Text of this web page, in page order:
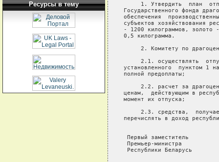
Ресурсы в тему
1. Утвердить  план
Государственного фонда
обеспечения
субъектов хозяйствования
- 1200 килограммов,
0,5 килограмма.
2. Комитету по
2.1. осуществлять
установленного  пунктом 1
полной предоплаты;
2.2. расчет за
ценам,  действующим в
момент их отпуска;
2.3. средства,
перечислять в доход
Первый заместитель
Премьер-министра
Республики Беларусь